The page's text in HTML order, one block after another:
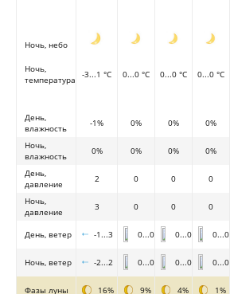
Ночь, небо
Ночь,
температура
-3...1 °C 0...0 °C 0...0 °C 0...0 °C
День,
влажность
-1% 0% 0% 0%
Ночь,
влажность
0% 0% 0% 0%
День,
давление
2 0 0 0
Ночь,
давление
3 0 0 0
День, ветер -1...3 0...0 0...0 0...0
Ночь, ветер -2...2 0...0 0...0 0...0
Фазы луны 16% 9% 4% 1%